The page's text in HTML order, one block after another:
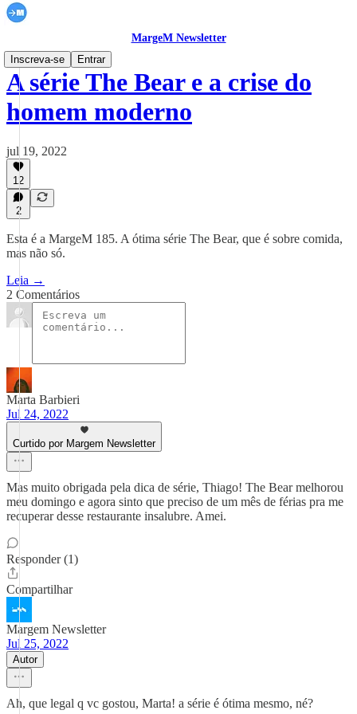
MargeM Newsletter
Inscreva-se
Entrar
A série The Bear e a crise do
homem moderno
jul 19, 2022
12
2
Esta é a MargeM 185. A ótima série The Bear, que é sobre comida,
mas não só.
Leia →
2 Comentários
Marta Barbieri
Jul 24, 2022
Curtido por Margem Newsletter
Mas muito obrigada pela dica de série, Thiago! The Bear melhorou
meu domingo e agora sinto que preciso de um mês de férias pra me
recuperar desse restaurante insalubre. Amei.
Responder (1)
Compartilhar
Margem Newsletter
Jul 25, 2022
Autor
Ah, que legal q vc gostou, Marta! a série é ótima mesmo, né?